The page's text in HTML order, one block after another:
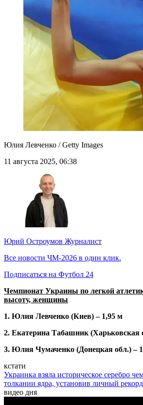
Юлия Левченко / Getty Images
11 августа 2025, 06:38
Юрий Остроумов Журналист
Все новости ЧМ-2026 в один клик.
Подписаться на Футбол 24
Чемпионат Украины по легкой
высоту, женщины
1. Юлия Левченко (Киев) – 1,95 м
2. Екатерина Табашник (Харьковская
3. Юлия Чумаченко (Донецкая обл.) –
кстати
Украинка взяла историческое серебро
толкании ядра, установив личный рекорд
видео дня